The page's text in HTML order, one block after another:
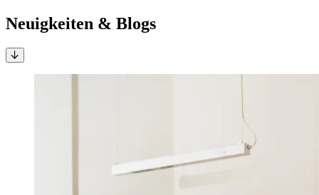
Neuigkeiten & Blogs